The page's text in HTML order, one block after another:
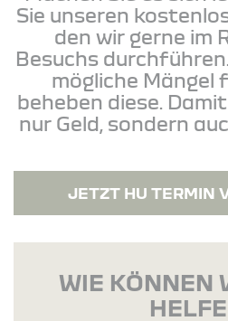
Sie unseren
den wir gerne im
Besuchs
mögliche Mängel
beheben diese.
nur Geld, sondern
JETZT HU TERMIN
WIE KÖNNEN